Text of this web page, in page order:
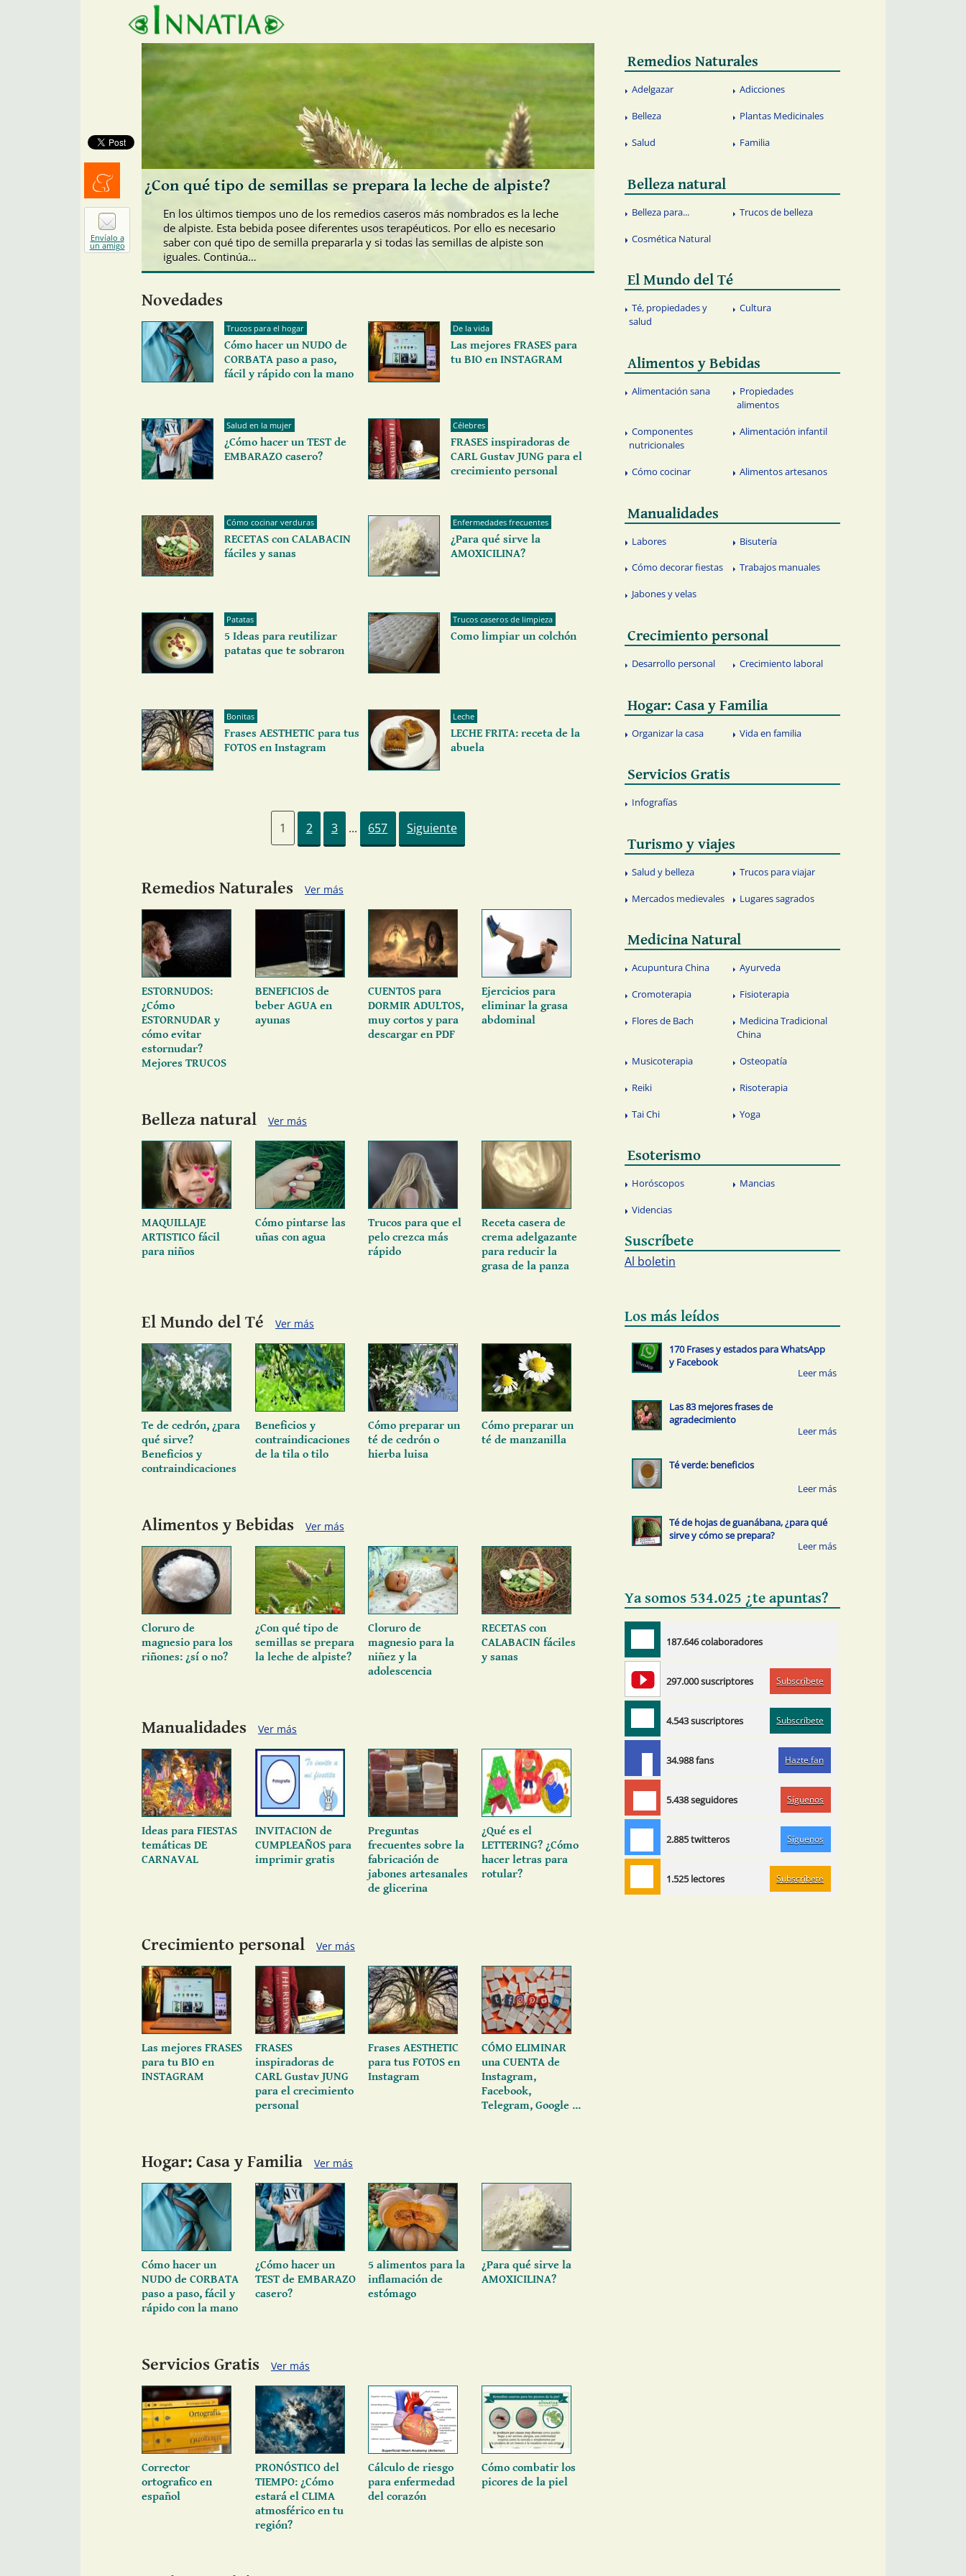
¿Con qué tipo de semillas se prepara la leche de alpiste?
En los últimos tiempos uno de los remedios caseros más nombrados es la leche
de alpiste. Esta bebida posee diferentes usos terapéuticos. Por ello es necesario
saber con qué tipo de semilla prepararla y si todas las semillas de alpiste son
iguales. Continúa…
Novedades
Trucos para el hogar
Cómo hacer un NUDO de
CORBATA paso a paso,
fácil y rápido con la mano
De la vida
Las mejores FRASES para
tu BIO en INSTAGRAM
Salud en la mujer
¿Cómo hacer un TEST de
EMBARAZO casero?
Célebres
FRASES inspiradoras de
CARL Gustav JUNG para el
crecimiento personal
Cómo cocinar verduras
RECETAS con CALABACIN
fáciles y sanas
Enfermedades frecuentes
¿Para qué sirve la
AMOXICILINA?
Patatas
5 Ideas para reutilizar
patatas que te sobraron
Trucos caseros de limpieza
Como limpiar un colchón
Bonitas
Frases AESTHETIC para tus
FOTOS en Instagram
Leche
LECHE FRITA: receta de la
abuela
1 2 3 ... 657 Siguiente
Remedios Naturales Ver más
ESTORNUDOS:
¿Cómo
ESTORNUDAR y
cómo evitar
estornudar?
Mejores TRUCOS
BENEFICIOS de
beber AGUA en
ayunas
CUENTOS para
DORMIR ADULTOS,
muy cortos y para
descargar en PDF
Ejercicios para
eliminar la grasa
abdominal
Belleza natural Ver más
MAQUILLAJE
ARTISTICO fácil
para niños
Cómo pintarse las
uñas con agua
Trucos para que el
pelo crezca más
rápido
Receta casera de
crema adelgazante
para reducir la
grasa de la panza
El Mundo del Té Ver más
Te de cedrón, ¿para
qué sirve?
Beneficios y
contraindicaciones
Beneficios y
contraindicaciones
de la tila o tilo
Cómo preparar un
té de cedrón o
hierba luisa
Cómo preparar un
té de manzanilla
Alimentos y Bebidas Ver más
Cloruro de
magnesio para los
riñones: ¿sí o no?
¿Con qué tipo de
semillas se prepara
la leche de alpiste?
Cloruro de
magnesio para la
niñez y la
adolescencia
RECETAS con
CALABACIN fáciles
y sanas
Manualidades Ver más
Ideas para FIESTAS
temáticas DE
CARNAVAL
INVITACION de
CUMPLEAÑOS para
imprimir gratis
Preguntas
frecuentes sobre la
fabricación de
jabones artesanales
de glicerina
¿Qué es el
LETTERING? ¿Cómo
hacer letras para
rotular?
Crecimiento personal Ver más
Las mejores FRASES
para tu BIO en
INSTAGRAM
FRASES
inspiradoras de
CARL Gustav JUNG
para el crecimiento
personal
Frases AESTHETIC
para tus FOTOS en
Instagram
CÓMO ELIMINAR
una CUENTA de
Instagram,
Facebook,
Telegram, Google ...
Hogar: Casa y Familia Ver más
Cómo hacer un
NUDO de CORBATA
paso a paso, fácil y
rápido con la mano
¿Cómo hacer un
TEST de EMBARAZO
casero?
5 alimentos para la
inflamación de
estómago
¿Para qué sirve la
AMOXICILINA?
Servicios Gratis Ver más
Corrector
ortografico en
español
PRONÓSTICO del
TIEMPO: ¿Cómo
estará el CLIMA
atmosférico en tu
región?
Cálculo de riesgo
para enfermedad
del corazón
Cómo combatir los
picores de la piel
Remedios Naturales
Adelgazar Adicciones
Belleza Plantas Medicinales
Salud Familia
Belleza natural
Belleza para... Trucos de belleza
Cosmética Natural
El Mundo del Té
Té, propiedades y
salud
Cultura
Alimentos y Bebidas
Alimentación sana
Propiedades
alimentos
Componentes
nutricionales
Alimentación infantil
Cómo cocinar Alimentos artesanos
Manualidades
Labores Bisutería
Cómo decorar fiestas Trabajos manuales
Jabones y velas
Crecimiento personal
Desarrollo personal Crecimiento laboral
Hogar: Casa y Familia
Organizar la casa Vida en familia
Servicios Gratis
Infografías
Turismo y viajes
Salud y belleza Trucos para viajar
Mercados medievales Lugares sagrados
Medicina Natural
Acupuntura China Ayurveda
Cromoterapia Fisioterapia
Flores de Bach
Medicina Tradicional
China
Musicoterapia Osteopatía
Reiki Risoterapia
Tai Chi Yoga
Esoterismo
Horóscopos Mancias
Videncias
Suscríbete
Al boletin
Los más leídos
170 Frases y estados para WhatsApp
y Facebook
Las 83 mejores frases de
agradecimiento
Té verde: beneficios
Té de hojas de guanábana, ¿para qué
sirve y cómo se prepara?
Ya somos 534.025 ¿te apuntas?
187.646 colaboradores
297.000 suscriptores Subscríbete
4.543 suscriptores Subscríbete
34.988 fans Hazte fan
5.438 seguidores Síguenos
2.885 twitteros Síguenos
1.525 lectores Subscríbete
Menéalo
Envíalo a
un amigo